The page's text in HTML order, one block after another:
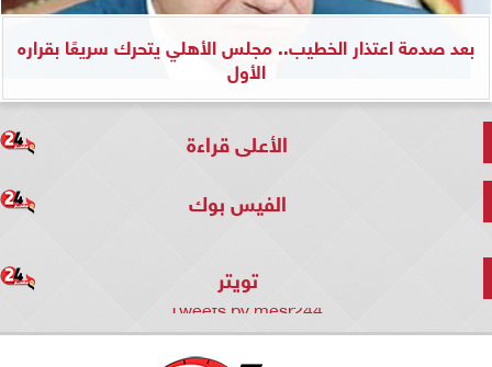
بعد صدمة اعتذار الخطيب.. مجلس الأهلي يتحرك سريعًا بقراره
الأول
الأعلى قراءة
الفيس بوك
تويتر
Tweets by mesr244